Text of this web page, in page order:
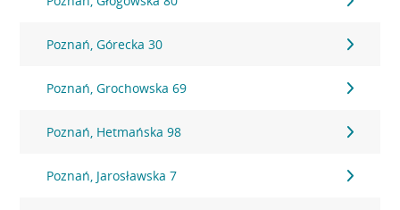
Poznań, Górecka 30
Poznań, Grochowska 69
Poznań, Hetmańska 98
Poznań, Jarosławska 7